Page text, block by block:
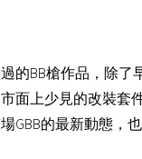
的BB槍作品，除
面上少見的改裝套
GBB的最新動態，